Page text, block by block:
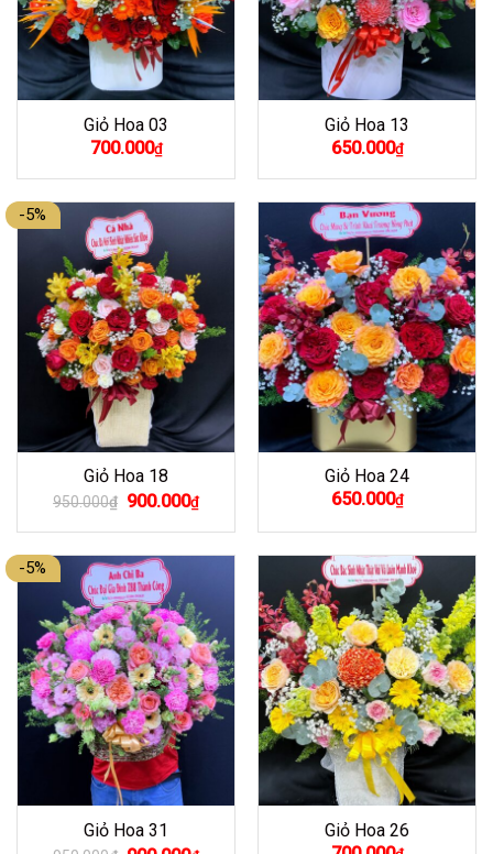
Giỏ Hoa 03
700.000₫
Giỏ Hoa 13
650.000₫
-5%
Giỏ Hoa 18
950.000₫ Giá
là:
950.000₫.
900.000₫Giá
hiện
tại
là:
Giỏ Hoa 24
650.000₫
-5%
Giỏ Hoa 31
Giỏ Hoa 26